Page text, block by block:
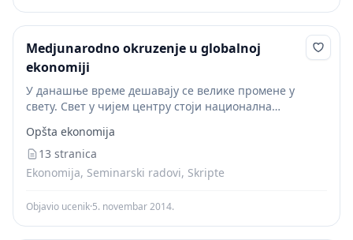
Medjunarodno okruzenje u globalnoj
ekonomiji
У данашње време дешавају се велике промене у
свету. Свет у чијем центру стоји национална
темеља. Да би се изразиле све те...
Opšta ekonomija
13 stranica
Ekonomija, Seminarski radovi, Skripte
Objavio ucenik·5. novembar 2014.